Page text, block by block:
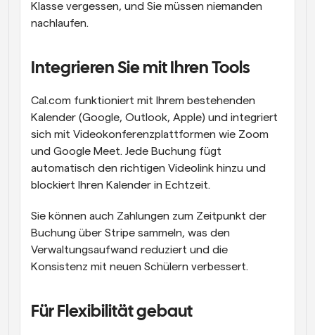
Klasse vergessen, und Sie müssen niemanden
nachlaufen.
Integrieren Sie mit Ihren Tools
Cal.com funktioniert mit Ihrem bestehenden
Kalender (Google, Outlook, Apple) und integriert
sich mit Videokonferenzplattformen wie Zoom
und Google Meet. Jede Buchung fügt
automatisch den richtigen Videolink hinzu und
blockiert Ihren Kalender in Echtzeit.
Sie können auch Zahlungen zum Zeitpunkt der
Buchung über Stripe sammeln, was den
Verwaltungsaufwand reduziert und die
Konsistenz mit neuen Schülern verbessert.
Für Flexibilität gebaut